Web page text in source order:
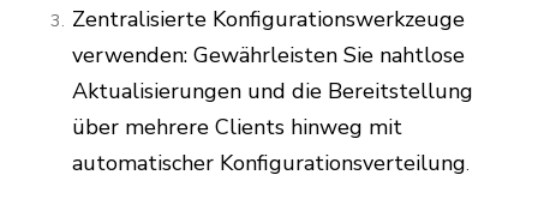
Zentralisierte Konfigurationswerkzeuge
verwenden: Gewährleisten Sie nahtlose
Aktualisierungen und die Bereitstellung
über mehrere Clients hinweg mit
automatischer Konfigurationsverteilung.